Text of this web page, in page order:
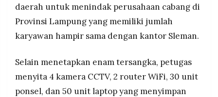
daerah untuk menindak perusahaan cabang di
Provinsi Lampung yang memiliki jumlah
karyawan hampir sama dengan kantor Sleman.
Selain menetapkan enam tersangka, petugas
menyita 4 kamera CCTV, 2 router WiFi, 30 unit
ponsel, dan 50 unit laptop yang menyimpan